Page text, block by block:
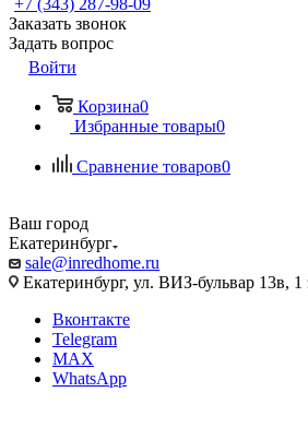
+7 (343) 287-98-09
Заказать звонок
Задать вопрос
Войти
Корзина0
Избранные товары0
Сравнение товаров0
Ваш город
Екатеринбург
sale@inredhome.ru
Екатеринбург, ул. ВИЗ-бульвар 13в,
Вконтакте
Telegram
MAX
WhatsApp